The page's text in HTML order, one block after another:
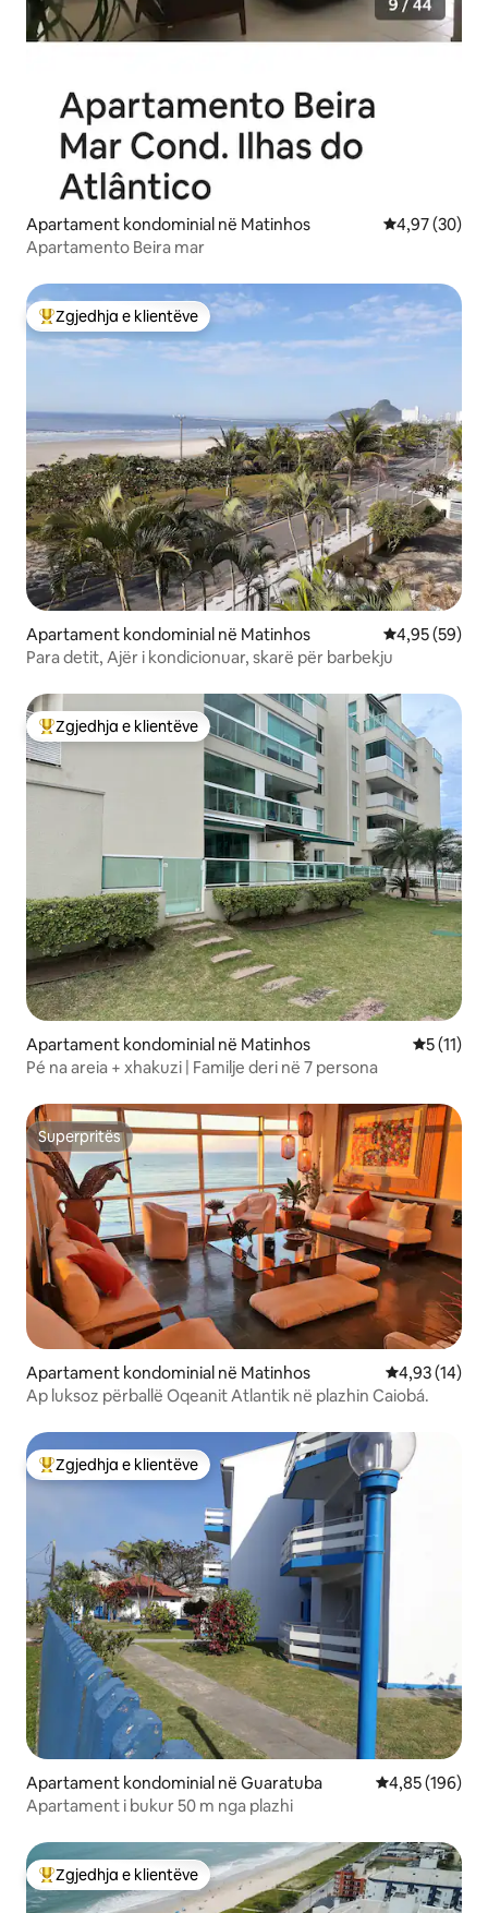
Apartament kondominial në Matinhos Vlerësimi
4,97 (30)
Apartamento Beira mar
Më të mirat e zgjedhjeve të klientëve
Zgjedhja e klientëve
Apartament kondominial në Matinhos Vlerësimi
4,95 (59)
Para detit, Ajër i kondicionuar, skarë për barbekju
Më të mirat e zgjedhjeve të klientëve
Zgjedhja e klientëve
Apartament kondominial në Matinhos Vlerësimi
5 (11)
Pé na areia + xhakuzi | Familje deri në 7 persona
Superpritës
Superpritës
Apartament kondominial në Matinhos Vlerësimi
4,93 (14)
Ap luksoz përballë Oqeanit Atlantik në plazhin Caiobá.
Më të mirat e zgjedhjeve të klientëve
Zgjedhja e klientëve
Apartament kondominial në Guaratuba Vlerësimi
4,85 (196)
Apartament i bukur 50 m nga plazhi
Më të mirat e zgjedhjeve të klientëve
Zgjedhja e klientëve